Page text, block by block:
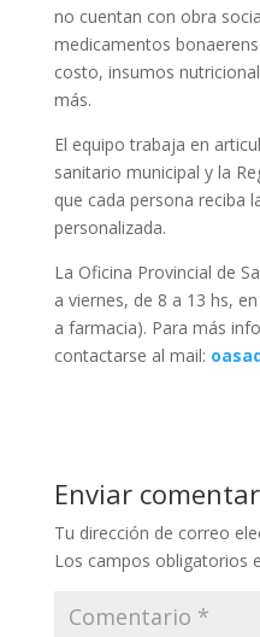
no cuentan con obra
medicamentos
costo, insumos
más.
El equipo trabaja en
sanitario municipal y la
que cada persona reciba
personalizada.
La Oficina Provincial de
a viernes, de 8 a 13 hs,
a farmacia). Para más
contactarse al mail:
Enviar
Tu dirección de correo
Los campos obligatorios